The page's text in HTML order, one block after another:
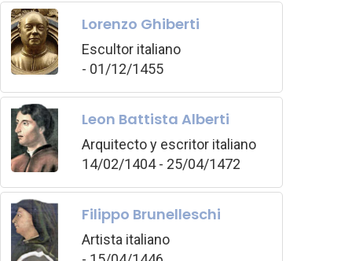
Lorenzo Ghiberti
Escultor italiano
- 01/12/1455
Leon Battista Alberti
Arquitecto y escritor italiano
14/02/1404 - 25/04/1472
Filippo Brunelleschi
Artista italiano